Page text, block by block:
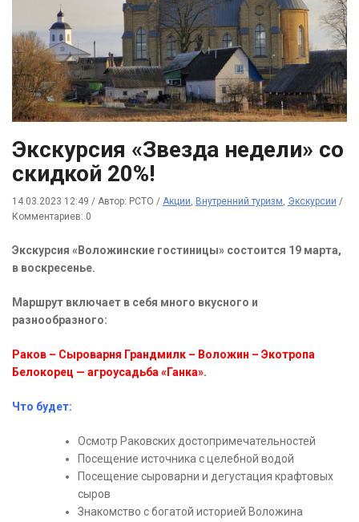
Экскурсия «Звезда недели» со
скидкой 20%!
14.03.2023 12:49 / Автор: РСТО / Акции, Внутренний туризм, Экскурсии /
Комментариев: 0
Экскурсия «Воложинские гостиницы» состоится 19 марта,
в воскресенье.
Маршрут включает в себя много вкусного и
разнообразного:
Раков – Сыроварня Грандмилк – Воложин – Экотропа
Белокорец — агроусадьба «Ганка».
Что будет:
Осмотр Раковских достопримечательностей
Посещение источника с целебной водой
Посещение сыроварни и дегустация крафтовых
сыров
Знакомство с богатой историей Воложина